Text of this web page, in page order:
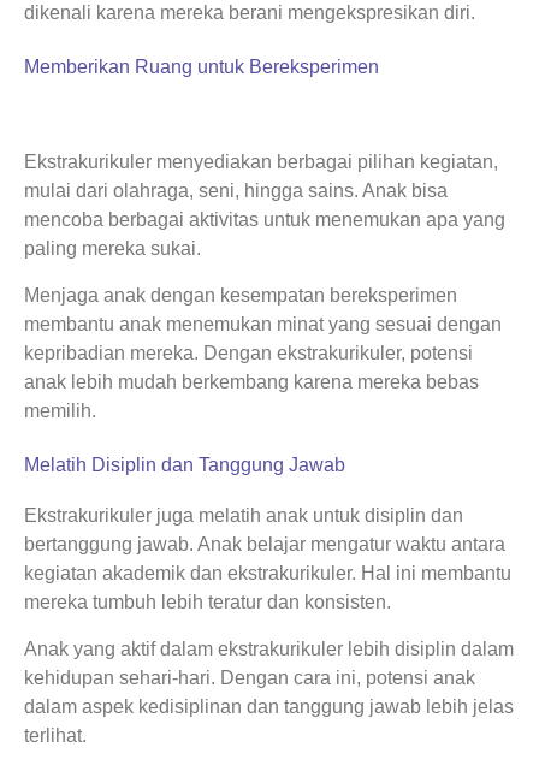
dikenali karena mereka berani mengekspresikan diri.
Memberikan Ruang untuk Bereksperimen
Ekstrakurikuler menyediakan berbagai pilihan kegiatan,
mulai dari olahraga, seni, hingga sains. Anak bisa
mencoba berbagai aktivitas untuk menemukan apa yang
paling mereka sukai.
Menjaga anak dengan kesempatan bereksperimen
membantu anak menemukan minat yang sesuai dengan
kepribadian mereka. Dengan ekstrakurikuler, potensi
anak lebih mudah berkembang karena mereka bebas
memilih.
Melatih Disiplin dan Tanggung Jawab
Ekstrakurikuler juga melatih anak untuk disiplin dan
bertanggung jawab. Anak belajar mengatur waktu antara
kegiatan akademik dan ekstrakurikuler. Hal ini membantu
mereka tumbuh lebih teratur dan konsisten.
Anak yang aktif dalam ekstrakurikuler lebih disiplin dalam
kehidupan sehari-hari. Dengan cara ini, potensi anak
dalam aspek kedisiplinan dan tanggung jawab lebih jelas
terlihat.